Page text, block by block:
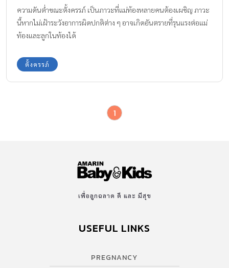
ความดันต่ำขณะตั้งครรภ์ เป็นภาวะที่แม่ท้องหลายคนต้องเผชิญ ภาวะ
นี้หากไม่เฝ้าระวังอาการผิดปกติต่าง ๆ อาจเกิดอันตรายที่รุนแรงต่อแม่
ท้องและลูกในท้องได้
ตั้งครรภ์
1
เพื่อลูกฉลาด ดี และ มีสุข
USEFUL LINKS
PREGNANCY